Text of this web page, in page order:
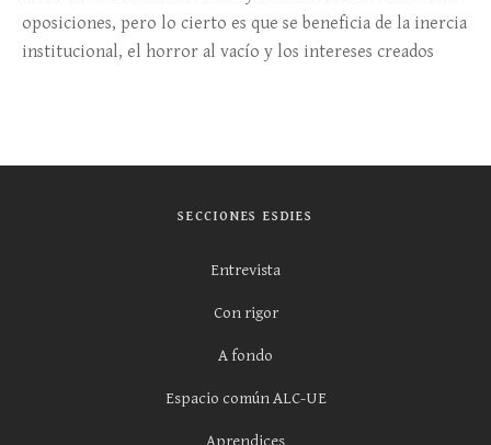
oposiciones, pero lo cierto es que se beneficia de la inercia
institucional, el horror al vacío y los intereses creados
SECCIONES ESDIES
Entrevista
Con rigor
A fondo
Espacio común ALC-UE
Aprendices